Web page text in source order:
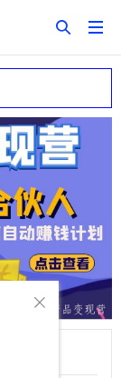


